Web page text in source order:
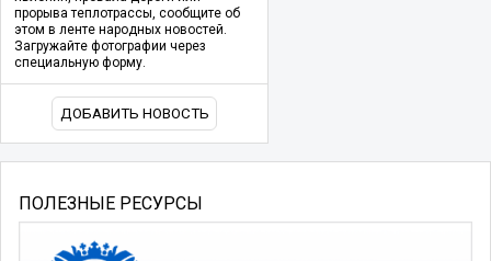
прорыва теплотрассы, сообщите об
этом в ленте народных новостей.
Загружайте фотографии через
специальную форму.
ДОБАВИТЬ НОВОСТЬ
ПОЛЕЗНЫЕ РЕСУРСЫ